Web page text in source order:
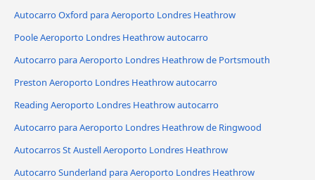
Autocarro Oxford para Aeroporto Londres Heathrow
Poole Aeroporto Londres Heathrow autocarro
Autocarro para Aeroporto Londres Heathrow de Portsmouth
Preston Aeroporto Londres Heathrow autocarro
Reading Aeroporto Londres Heathrow autocarro
Autocarro para Aeroporto Londres Heathrow de Ringwood
Autocarros St Austell Aeroporto Londres Heathrow
Autocarro Sunderland para Aeroporto Londres Heathrow